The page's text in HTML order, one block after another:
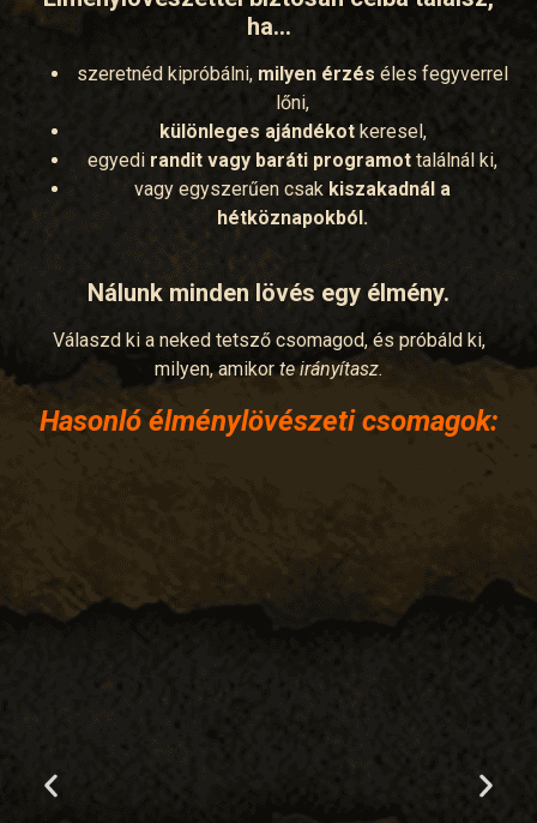
ha…
szeretnéd kipróbálni, milyen érzés éles fegyverrel
lőni,
különleges ajándékotkeresel,
egyedirandit vagy baráti programot találnál ki,
vagy egyszerűen csak kiszakadnál a
hétköznapokból.
Nálunk minden lövés egy élmény.
Válaszd ki a neked tetsző csomagod, és próbáld ki,
milyen, amikor te irányítasz.
Hasonló élménylövészeti csomagok: